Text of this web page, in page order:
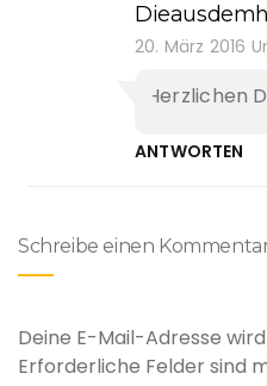
20. März 2016
Herzlichen
ANTWORTEN
Schreibe einen
Deine E-Mail-Adresse
Erforderliche Felder sind